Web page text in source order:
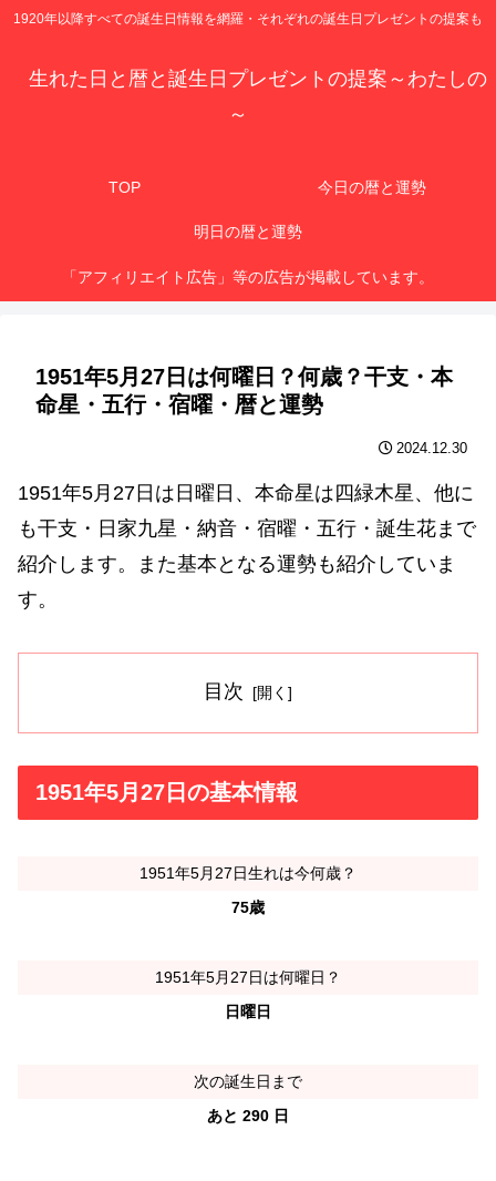
1920年以降すべての誕生日情報を網羅・それぞれの誕生日プレゼントの提案も
生れた日と暦と誕生日プレゼントの提案～わたしの
～
TOP 今日の暦と運勢
明日の暦と運勢
「アフィリエイト広告」等の広告が掲載しています。
1951年5月27日は何曜日？何歳？干支・本
命星・五行・宿曜・暦と運勢
2024.12.30
1951年5月27日は日曜日、本命星は四緑木星、他に
も干支・日家九星・納音・宿曜・五行・誕生花まで
紹介します。また基本となる運勢も紹介していま
す。
目次
1951年5月27日の基本情報
1951年5月27日生れは今何歳？
75歳
1951年5月27日は何曜日？
日曜日
次の誕生日まで
あと 290 日